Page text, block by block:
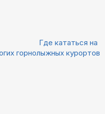
Где кататься на
горнолыжных курортов